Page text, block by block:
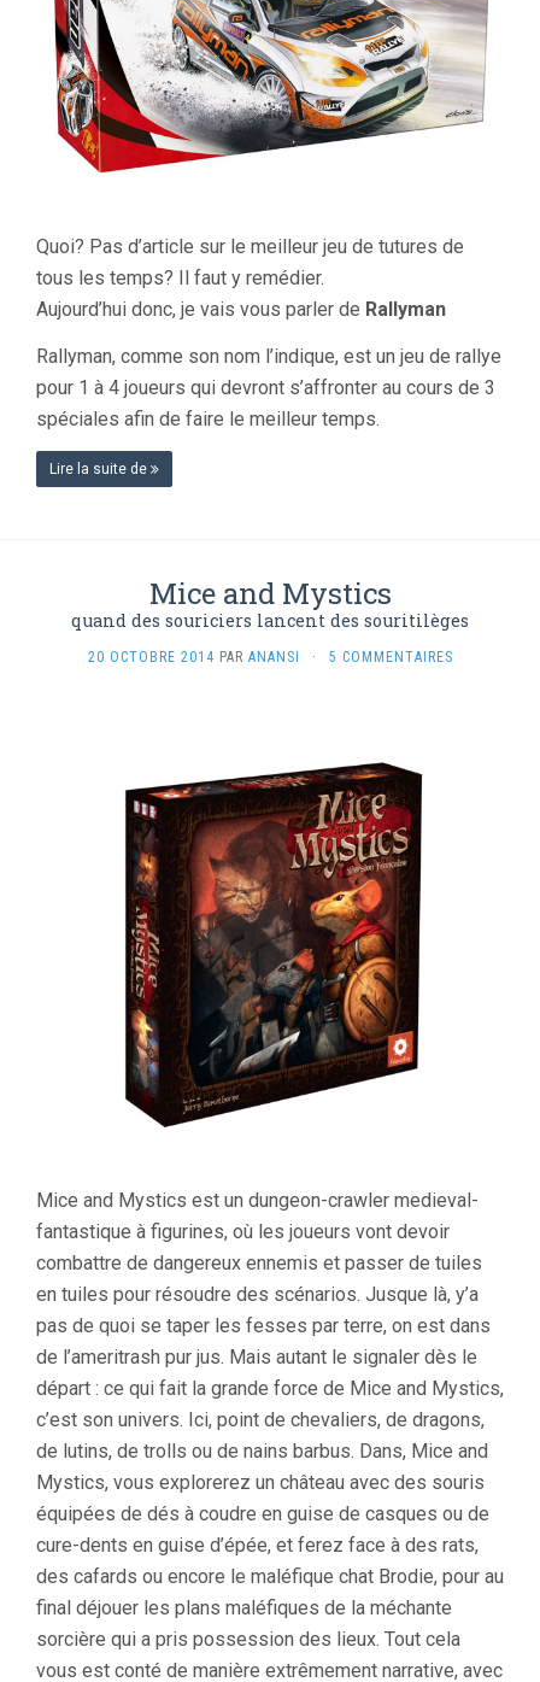
Quoi? Pas d’article sur le meilleur jeu de tutures de
tous les temps? Il faut y remédier.
Aujourd’hui donc, je vais vous parler de Rallyman
Rallyman, comme son nom l’indique, est un jeu de rallye
pour 1 à 4 joueurs qui devront s’affronter au cours de 3
spéciales afin de faire le meilleur temps.
Lire la suite de
Mice and Mystics
quand des souriciers lancent des souritilèges
20 OCTOBRE 2014 PAR ANANSI · 5 COMMENTAIRES
Mice and Mystics est un dungeon-crawler medieval-
fantastique à figurines, où les joueurs vont devoir
combattre de dangereux ennemis et passer de tuiles
en tuiles pour résoudre des scénarios. Jusque là, y’a
pas de quoi se taper les fesses par terre, on est dans
de l’ameritrash pur jus. Mais autant le signaler dès le
départ : ce qui fait la grande force de Mice and Mystics,
c’est son univers. Ici, point de chevaliers, de dragons,
de lutins, de trolls ou de nains barbus. Dans, Mice and
Mystics, vous explorerez un château avec des souris
équipées de dés à coudre en guise de casques ou de
cure-dents en guise d’épée, et ferez face à des rats,
des cafards ou encore le maléfique chat Brodie, pour au
final déjouer les plans maléfiques de la méchante
sorcière qui a pris possession des lieux. Tout cela
vous est conté de manière extrêmement narrative, avec